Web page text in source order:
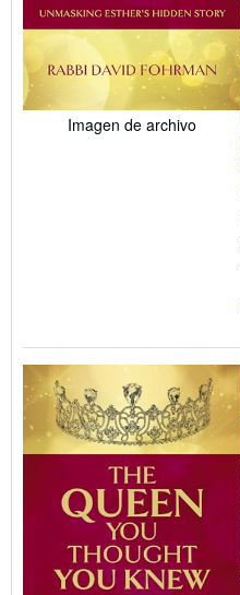
Imagen de archivo